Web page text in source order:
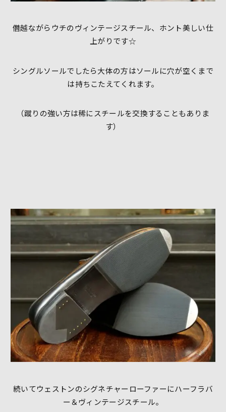
僭越ながらウチのヴィンテージスチール、ホント美しい仕
上がりです☆
シングルソールでしたら大体の方はソールに穴が空くまで
は持ちこたえてくれます。
（蹴りの強い方は稀にスチールを交換することもありま
す）
続いてウェストンのシグネチャーローファーにハーフラバ
ー＆ヴィンテージスチール。